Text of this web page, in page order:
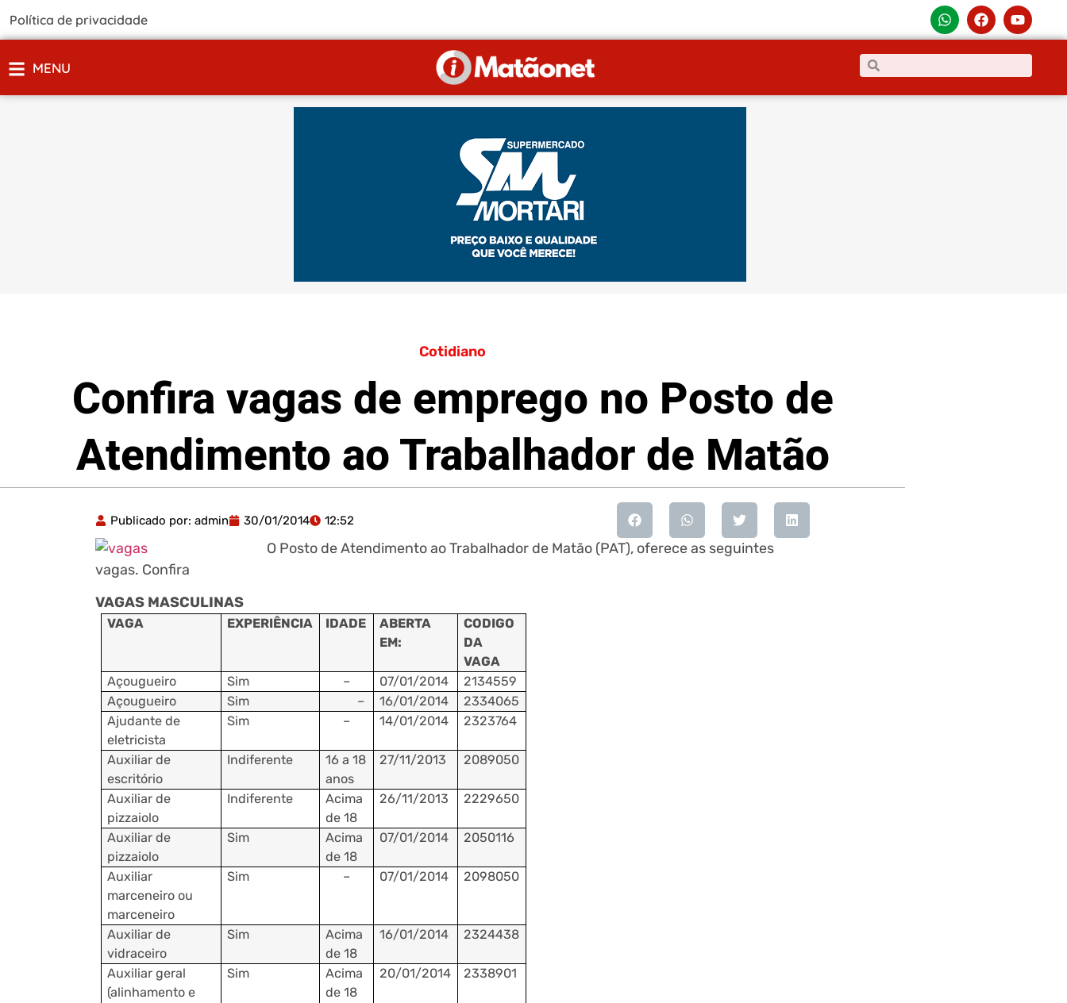
Política de privacidade
MENU
Cotidiano
Confira vagas de emprego no Posto de
Atendimento ao Trabalhador de Matão
Publicado por: admin 30/01/2014 12:52
O Posto de Atendimento ao Trabalhador de Matão (PAT), oferece as seguintes
vagas. Confira
VAGAS MASCULINAS
VAGA EXPERIÊNCIA IDADE
ABERTA
EM:
CODIGO
DA
VAGA
Açougueiro
Sim – 07/01/2014
2134559
Açougueiro
Sim – 16/01/2014
2334065
Ajudante de
eletricista
Sim – 14/01/2014 2323764
Auxiliar de
escritório
Indiferente
16 a 18
anos
27/11/2013 2089050
Auxiliar de
pizzaiolo
Indiferente
Acima
de 18
26/11/2013 2229650
Auxiliar de
pizzaiolo
Sim
Acima
de 18
07/01/2014 2050116
Auxiliar
marceneiro ou
marceneiro
Sim – 07/01/2014 2098050
Auxiliar de
vidraceiro
Sim
Acima
de 18
16/01/2014 2324438
Auxiliar geral
(alinhamento e
Sim
Acima
de 18
20/01/2014 2338901